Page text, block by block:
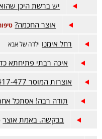
יש ברשת היכן
אוצר החכמה?
רחל אימנו ילדה של אבא
איכה רבתי פתיחתא
אוצרות המוסר 417-477
תודה רבה! אסתכל
בבקשה. באמת אוצר